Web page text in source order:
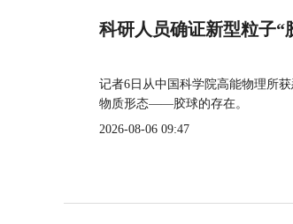
科研人员确证新型粒子“
记者6日从中国科学院高能物理所
物质形态——胶球的存在。
2026-08-06 09:47